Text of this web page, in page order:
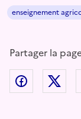
enseignement
Partager la
Partager